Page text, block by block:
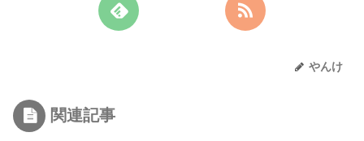
やんけ
関連記事